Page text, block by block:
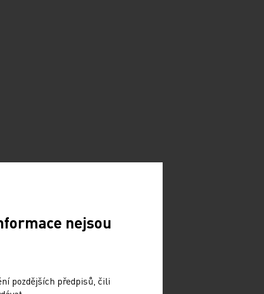
nejsou
pozdějších předpisů, čili